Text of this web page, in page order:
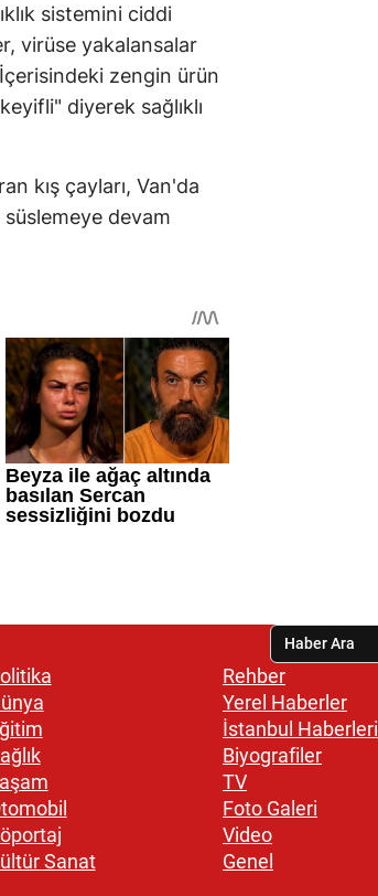
sistemini ciddi
virüse yakalansalar
zengin ürün
diyerek sağlıklı
kış çayları, Van'da
devam
Sanat
Rehber
Yerel Haberler
İstanbul Haberleri
Biyografiler
TV
Foto Galeri
Video
Genel